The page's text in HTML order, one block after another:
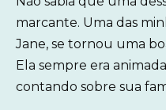
marcante. Uma das
Jane, se tornou uma
Ela sempre era
contando sobre sua